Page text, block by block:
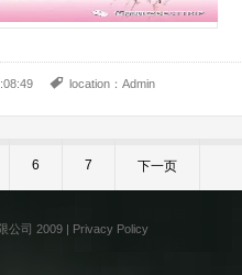
location：Admin
6 7 下一页
公司 2009 | Privacy Policy